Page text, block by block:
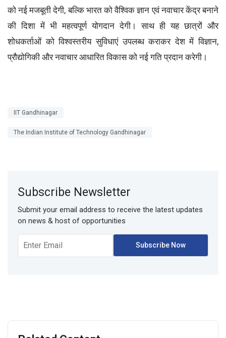
को नई मजबूती देगी, बल्कि भारत को वैश्विक ज्ञान एवं नवाचार केंद्र बनाने
की दिशा में भी महत्वपूर्ण योगदान देगी। साथ ही यह छात्रों और
शोधकर्ताओं को विश्वस्तरीय सुविधाएं उपलब्ध कराकर देश में विज्ञान,
प्रौद्योगिकी और नवाचार आधारित विकास को नई गति प्रदान करेगी।
IIT Gandhinagar
The Indian Institute of Technology Gandhinagar
Subscribe Newsletter
Submit your email address to receive the latest updates
on news & host of opportunities